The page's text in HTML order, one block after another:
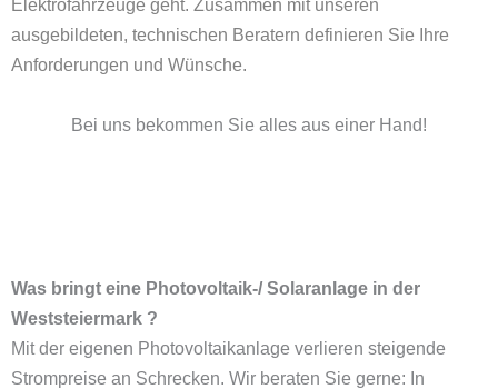
Elektrofahrzeuge geht. Zusammen mit unseren
ausgebildeten, technischen Beratern definieren Sie Ihre
Anforderungen und Wünsche.
Bei uns bekommen Sie alles aus einer Hand!
Was bringt eine Photovoltaik-/ Solaranlage in der
Weststeiermark ?
Mit der eigenen Photovoltaikanlage verlieren steigende
Strompreise an Schrecken. Wir beraten Sie gerne: In